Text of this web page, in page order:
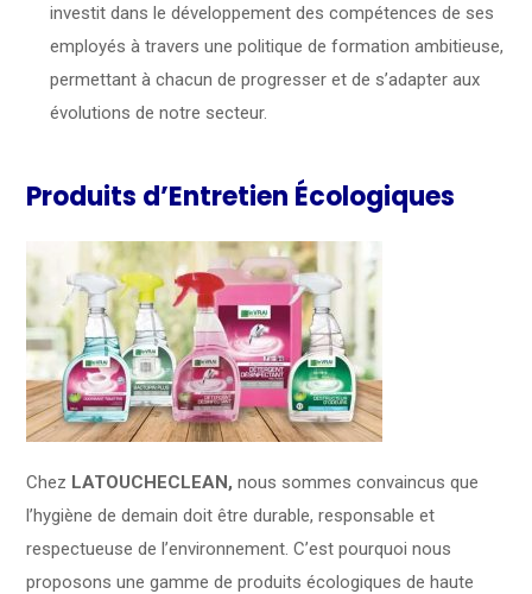
investit dans le développement des compétences de ses
employés à travers une politique de formation ambitieuse,
permettant à chacun de progresser et de s’adapter aux
évolutions de notre secteur.
Produits d’Entretien Écologiques
Chez LATOUCHECLEAN, nous sommes convaincus que
l’hygiène de demain doit être durable, responsable et
respectueuse de l’environnement. C’est pourquoi nous
proposons une gamme de produits écologiques de haute